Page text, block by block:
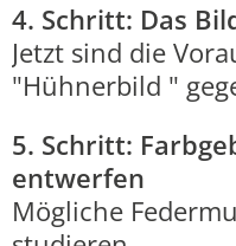
4. Schritt: Das
Jetzt sind die
"Hühnerbild "
5. Schritt:
entwerfen
Mögliche